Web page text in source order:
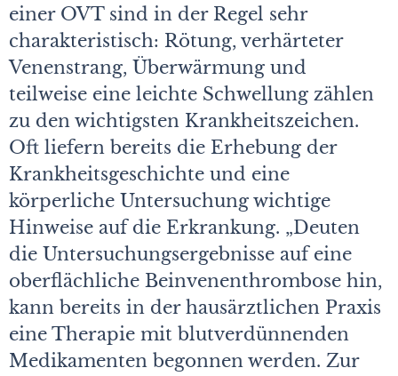
einer OVT sind in der Regel sehr
charakteristisch: Rötung, verhärteter
Venenstrang, Überwärmung und
teilweise eine leichte Schwellung zählen
zu den wichtigsten Krankheitszeichen.
Oft liefern bereits die Erhebung der
Krankheitsgeschichte und eine
körperliche Untersuchung wichtige
Hinweise auf die Erkrankung. „Deuten
die Untersuchungsergebnisse auf eine
oberflächliche Beinvenenthrombose hin,
kann bereits in der hausärztlichen Praxis
eine Therapie mit blutverdünnenden
Medikamenten begonnen werden. Zur